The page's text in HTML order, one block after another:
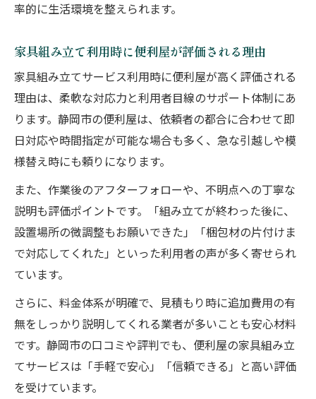
率的に生活環境を整えられます。
家具組み立て利用時に便利屋が評価される理由
家具組み立てサービス利用時に便利屋が高く評価される
理由は、柔軟な対応力と利用者目線のサポート体制にあ
ります。静岡市の便利屋は、依頼者の都合に合わせて即
日対応や時間指定が可能な場合も多く、急な引越しや模
様替え時にも頼りになります。
また、作業後のアフターフォローや、不明点への丁寧な
説明も評価ポイントです。「組み立てが終わった後に、
設置場所の微調整もお願いできた」「梱包材の片付けま
で対応してくれた」といった利用者の声が多く寄せられ
ています。
さらに、料金体系が明確で、見積もり時に追加費用の有
無をしっかり説明してくれる業者が多いことも安心材料
です。静岡市の口コミや評判でも、便利屋の家具組み立
てサービスは「手軽で安心」「信頼できる」と高い評価
を受けています。